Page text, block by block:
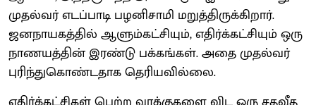
முதல்வர் எடப்பாடி பழனிசாமி மறுத்திருக்கிறார்.
ஜனநாயகத்தில் ஆளும்கட்சியும், எதிர்க்கட்சியும் ஒரு
நாணயத்தின் இரண்டு பக்கங்கள். அதை முதல்வர்
புரிந்துகொண்டதாக தெரியவில்லை.